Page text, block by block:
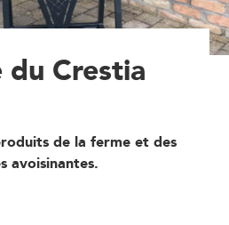
du Crestia
de la ferme et des
avoisinantes.